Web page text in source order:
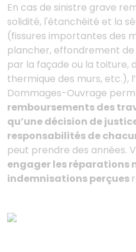
En cas de sinistre grave
solidité, l'étanchéité et la
(fissures importantes des
plancher, effondrement
par la façade ou la toiture,
thermique des murs, etc.),
Dommages-Ouvrage
remboursements des
qu’une décision de
responsabilités de
peut prendre des années.
engager les réparations
indemnisations perçues